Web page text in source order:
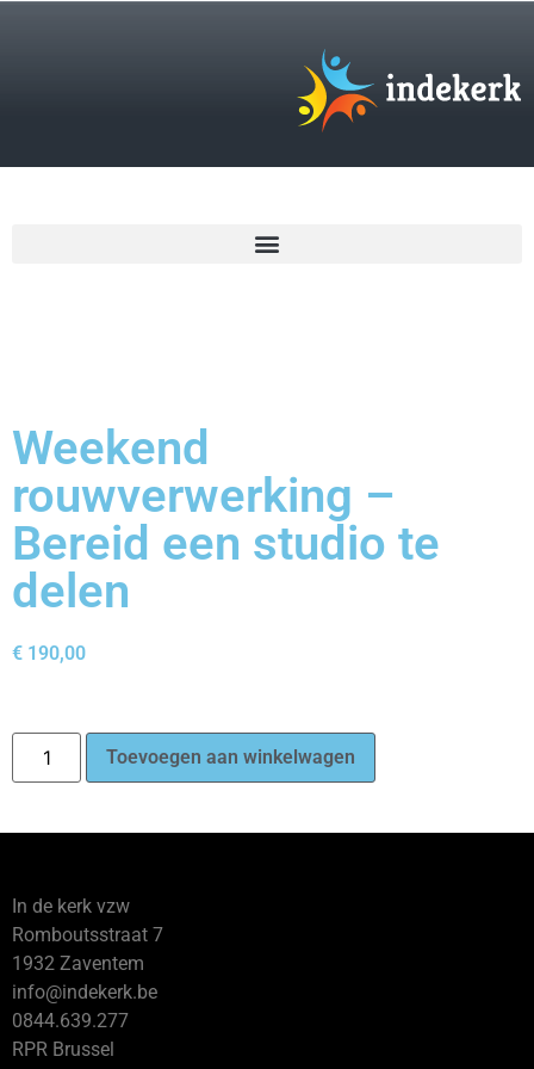
Weekend
rouwverwerking –
Bereid een studio te
delen
€ 190,00
Toevoegen aan winkelwagen
In de kerk vzw
Romboutsstraat 7
1932 Zaventem
info@indekerk.be
0844.639.277
RPR Brussel